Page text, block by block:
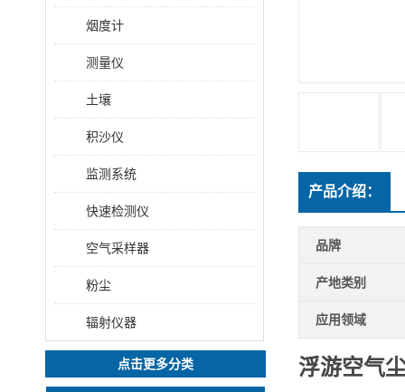
烟度计
测量仪
土壤
积沙仪
监测系统
快速检测仪
空气采样器
粉尘
辐射仪器
点击更多分类
产品介绍：
品牌
产地类别
应用领域
浮游空气